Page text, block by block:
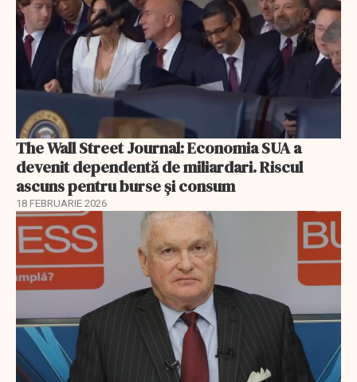
The Wall Street Journal: Economia SUA a
devenit dependentă de miliardari. Riscul
ascuns pentru burse și consum
18 FEBRUARIE 2026
EXCLUSIV